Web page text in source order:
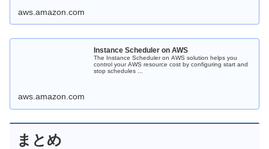
aws.amazon.com
Instance Scheduler on AWS
The Instance Scheduler on AWS solution helps you
control your AWS resource cost by configuring start and
stop schedules ...
aws.amazon.com
まとめ